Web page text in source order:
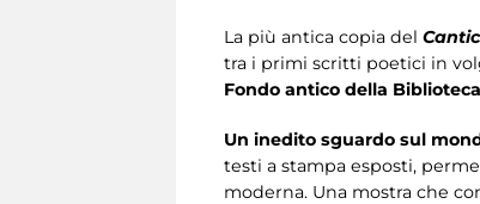
La più antica copia del
tra i primi scritti poetici in
Fondo antico della
Un inedito sguardo sul
testi a stampa esposti,
moderna. Una mostra che